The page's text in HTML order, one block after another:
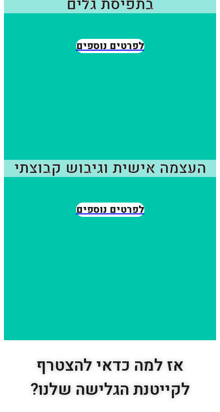
בתפיסת גלים
לפרטים נוספים
העצמה אישית וגיבוש קבוצתי
לפרטים נוספים
אז למה כדאי להצטרף
לקייטנת הגלישה שלנו?